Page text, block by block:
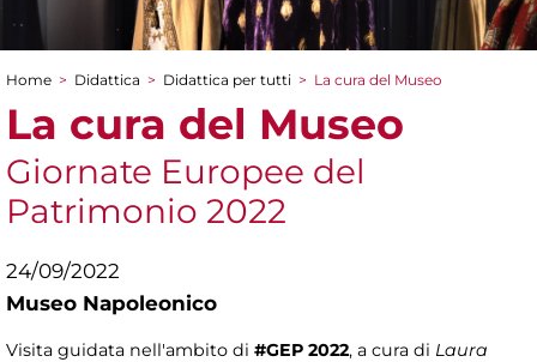
Tu sei qui
Home > Didattica > Didattica per tutti > La cura del Museo
La cura del Museo
Giornate Europee del
Patrimonio 2022
24/09/2022
Museo Napoleonico
Visita guidata nell'ambito di #GEP 2022, a cura di Laura